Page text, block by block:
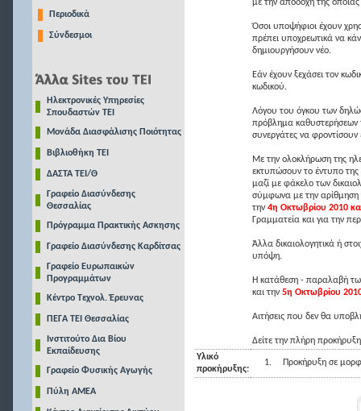
Περιοδικά
Σύνδεσμοι
Ηλεκτρονικές Υπηρεσίες
Σπουδαστών ΤΕΙ
Μονάδα Διασφάλισης Ποιότητας
Βιβλιοθήκη ΤΕΙ
ΔΑΣΤΑ ΤΕΙ/Θ
Γραφείο Διασύνδεσης
Θεσσαλίας
Πρόγραμμα Πρακτικής Ασκησης
Γραφείο Διασύνδεσης Καρδίτσας
Γραφείο Ευρωπαικών
Προγραμμάτων
Κέντρο Τεχνολ. Έρευνας
ΠΕΓΑ ΤΕΙ Θεσσαλίας
Ινστιτούτο Δια Βίου
Εκπαίδευσης
Γραφείο Φυσικής Αγωγής
Πύλη ΑΜΕΑ
με την αποδοχή της
Όσοι υποψήφιοι έχουν
πρέπει υποχρεωτικά να
δημιουργήσουν νέο.
Εάν έχουν ξεχάσει τον
κωδικού.
Λόγου του όγκου των
πρόβλημα καθυστερήσεων
συνεργάτες να φροντίσουν
Με την ολοκλήρωση της
εκτυπώσουν το έντυπο της
μαζί με φάκελο των
σύμφωνα με την αρίθμηση
την 4η Οκτωβρίου 2010
Γραμματεία και για την
Άλλα δικαιολογητικά ή
υπόψη.
Η κατάθεση - παραλαβή
και την 5η Οκτωβρίου
Αιτήσεις που δεν θα
Δείτε την πλήρη
Υλικό
προκήρυξης:
1. Προκήρυξη σε